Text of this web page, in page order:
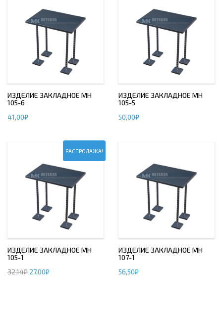
ИЗДЕЛИЕ ЗАКЛАДНОЕ МН
105-6
41,00₽
ИЗДЕЛИЕ ЗАКЛАДНОЕ МН
105-5
50,00₽
РАСПРОДАЖА!
ИЗДЕЛИЕ ЗАКЛАДНОЕ МН
105-1
32,14₽ 27,00₽
ИЗДЕЛИЕ ЗАКЛАДНОЕ МН
107-1
56,50₽